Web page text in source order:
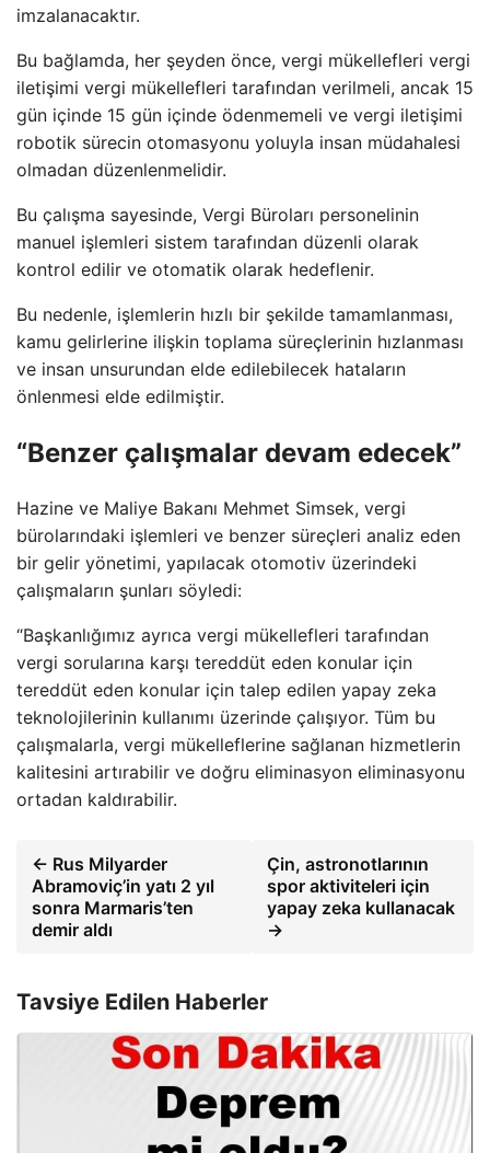
imzalanacaktır.
Bu bağlamda, her şeyden önce, vergi mükellefleri vergi
iletişimi vergi mükellefleri tarafından verilmeli, ancak 15
gün içinde 15 gün içinde ödenmemeli ve vergi iletişimi
robotik sürecin otomasyonu yoluyla insan müdahalesi
olmadan düzenlenmelidir.
Bu çalışma sayesinde, Vergi Büroları personelinin
manuel işlemleri sistem tarafından düzenli olarak
kontrol edilir ve otomatik olarak hedeflenir.
Bu nedenle, işlemlerin hızlı bir şekilde tamamlanması,
kamu gelirlerine ilişkin toplama süreçlerinin hızlanması
ve insan unsurundan elde edilebilecek hataların
önlenmesi elde edilmiştir.
“Benzer çalışmalar devam edecek”
Hazine ve Maliye Bakanı Mehmet Simsek, vergi
bürolarındaki işlemleri ve benzer süreçleri analiz eden
bir gelir yönetimi, yapılacak otomotiv üzerindeki
çalışmaların şunları söyledi:
“Başkanlığımız ayrıca vergi mükellefleri tarafından
vergi sorularına karşı tereddüt eden konular için
tereddüt eden konular için talep edilen yapay zeka
teknolojilerinin kullanımı üzerinde çalışıyor. Tüm bu
çalışmalarla, vergi mükelleflerine sağlanan hizmetlerin
kalitesini artırabilir ve doğru eliminasyon eliminasyonu
ortadan kaldırabilir.
← Rus Milyarder
Abramoviç’in yatı 2 yıl
sonra Marmaris’ten
demir aldı
Çin, astronotlarının
spor aktiviteleri için
yapay zeka kullanacak
→
Tavsiye Edilen Haberler